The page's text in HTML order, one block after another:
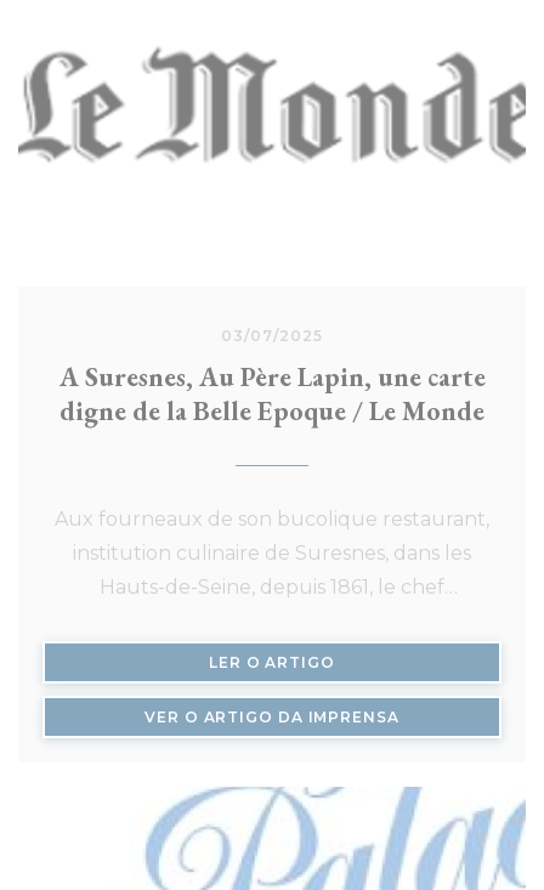
nécessita de très nombreux terrassiers,
souvent venus de la Creuse, que l’on
nommait les « lapins ». Dans les assiettes : une
cuisine traditionnelle avec une touche
03/07/2025
A Suresnes, Au Père Lapin, une carte
digne de la Belle Epoque / Le Monde
Aux fourneaux de son bucolique restaurant,
institution culinaire de Suresnes, dans les
Hauts-de-Seine, depuis 1861, le chef
lieu.
LER O ARTIGO
VER O ARTIGO DA IMPRENSA((ABRE NUMA